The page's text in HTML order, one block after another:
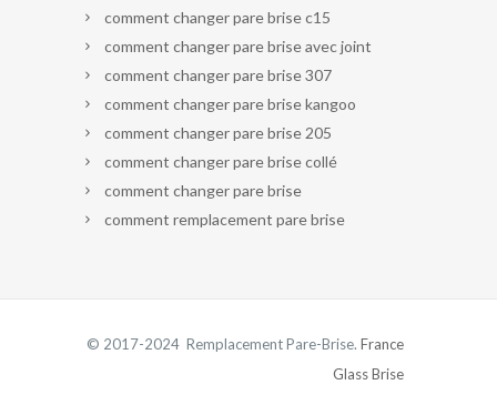
comment changer pare brise c15
comment changer pare brise avec joint
comment changer pare brise 307
comment changer pare brise kangoo
comment changer pare brise 205
comment changer pare brise collé
comment changer pare brise
comment remplacement pare brise
© 2017-2024 Remplacement Pare-Brise. France
Glass Brise